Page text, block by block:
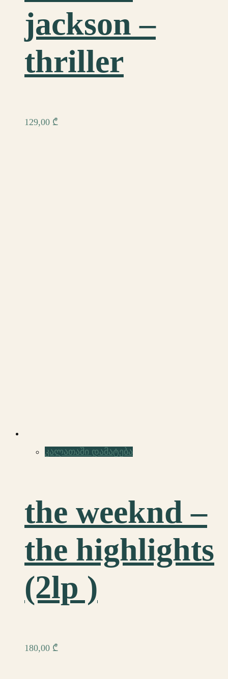
jackson –
thriller
129,00 ₾
კალათაში დამატება
the weeknd –
the highlights
(2lp )
180,00 ₾